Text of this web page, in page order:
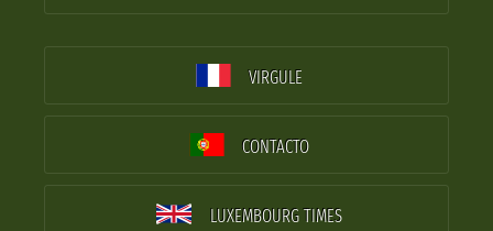
VIRGULE
CONTACTO
LUXEMBOURG TIMES